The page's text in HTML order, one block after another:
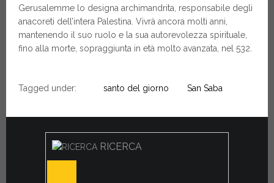
Gerusalemme lo designa archimandrita, responsabile degli
anacoreti dell’intera Palestina. Vivrà ancora molti anni,
mantenendo il suo ruolo e la sua autorevolezza spirituale,
fino alla morte, sopraggiunta in età molto avanzata, nel 532.
Tagged under: santo del giorno San Saba
RICERCA